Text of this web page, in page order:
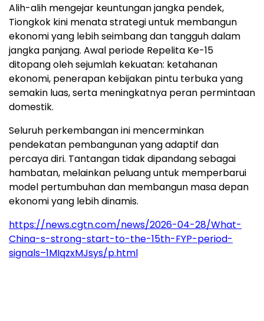
Alih-alih mengejar keuntungan jangka pendek,
Tiongkok kini menata strategi untuk membangun
ekonomi yang lebih seimbang dan tangguh dalam
jangka panjang. Awal periode Repelita Ke-15
ditopang oleh sejumlah kekuatan: ketahanan
ekonomi, penerapan kebijakan pintu terbuka yang
semakin luas, serta meningkatnya peran permintaan
domestik.
Seluruh perkembangan ini mencerminkan
pendekatan pembangunan yang adaptif dan
percaya diri. Tantangan tidak dipandang sebagai
hambatan, melainkan peluang untuk memperbarui
model pertumbuhan dan membangun masa depan
ekonomi yang lebih dinamis.
https://news.cgtn.com/news/2026-04-28/What-
China-s-strong-start-to-the-15th-FYP-period-
signals–1MIqzxMJsys/p.html